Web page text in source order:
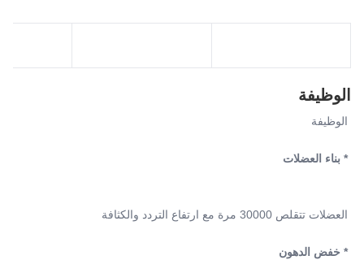
الوظيفة
الوظيفة
* بناء العضلات
العضلات تتقلص 30000 مرة مع ارتفاع التردد والكثافة
* خفض الدهون